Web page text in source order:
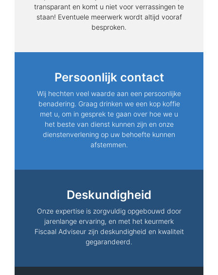
transparant en komt u niet voor verrassingen te
staan! Eventuele meerwerk wordt altijd vooraf
besproken.
Persoonlijk contact
Wij hechten veel waarde aan een persoonlijke
benadering. Graag drinken we een kop koffie
met u, om in gesprek te gaan over hoe we u
het beste van dienst kunnen zijn en onze
dienstenverlening op uw behoefte kunnen
afstemmen.
Deskundigheid
Onze expertise is zorgvuldig opgebouwd door
jarenlange ervaring, en met het keurmerk
Fiscaal Adviseur zijn deskundigheid en kwaliteit
gegarandeerd.